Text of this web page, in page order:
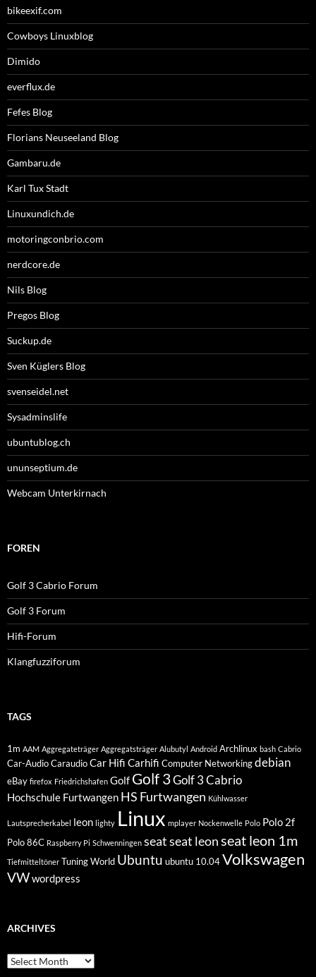
bikeexif.com
Cowboys Linuxblog
Dimido
everflux.de
Fefes Blog
Florians Neuseeland Blog
Gambaru.de
Karl Tux Stadt
Linuxundich.de
motoringconbrio.com
nerdcore.de
Nils Blog
Pregos Blog
Suckup.de
Sven Küglers Blog
svenseidel.net
Sysadminslife
ubuntublog.ch
ununseptium.de
Webcam Unterkirnach
FOREN
Golf 3 Cabrio Forum
Golf 3 Forum
Hifi-Forum
Klangfuzziforum
TAGS
1m AAM Aggregateträger Aggregatsträger Alubutyl Android Archlinux bash Cabrio
Car-AudioCaraudioCar Hifi Carhifi Computer Networkingdebian
eBay firefox Friedrichshafen Golf Golf 3Golf 3 Cabrio
Hochschule Furtwangen HS Furtwangen Kühlwasser
Lautsprecherkabel leon lighty Linux mplayer Nockenwelle Polo Polo 2f
Polo 86C Raspberry Pi Schwenningen seatseat leonseat leon 1m
Tiefmitteltöner Tuning World Ubuntu ubuntu 10.04Volkswagen
VWwordpress
ARCHIVES
Archives